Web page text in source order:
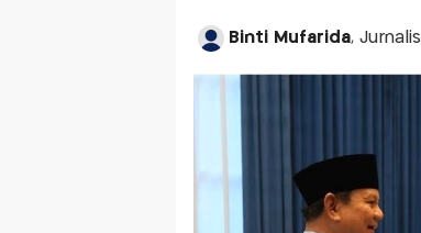
Binti Mufarida,